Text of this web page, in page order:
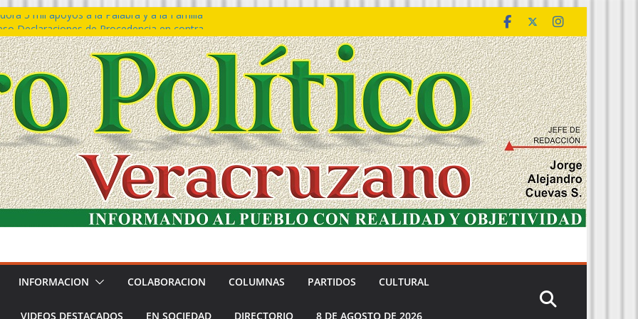
5 mil apoyos a la Palabra y a la Familia
Declaraciones de Procedencia en contra
𝙂𝙤𝙗𝙞𝙚𝙧𝙣𝙤 𝙙𝙚𝙡 𝙀𝙨𝙩𝙖𝙙𝙤 𝙖 𝙙𝙞𝙨𝙛𝙧𝙪𝙩𝙖𝙧
𝙙𝙚𝙡 𝙈𝙖𝙧 𝙚𝙣 𝘾𝙤𝙖𝙩𝙯𝙖𝙘𝙤𝙖𝙡𝙘𝙤𝙨
de policías con vocación de servicio y
SSP
Bravo rechaza acusaciones y asegura que
solicitud de desafuero
INFORMACION COLABORACION COLUMNAS PARTIDOS CULTURAL
VIDEOS DESTACADOS EN SOCIEDAD DIRECTORIO 8 DE AGOSTO DE 2026